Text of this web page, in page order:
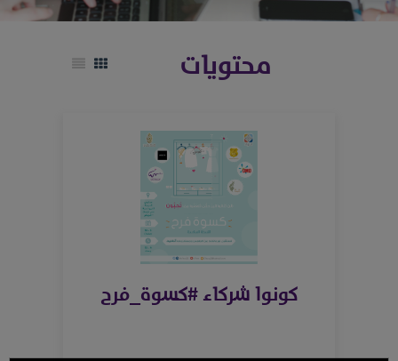
محتويات
كونوا شركاء #كسوة_فرح